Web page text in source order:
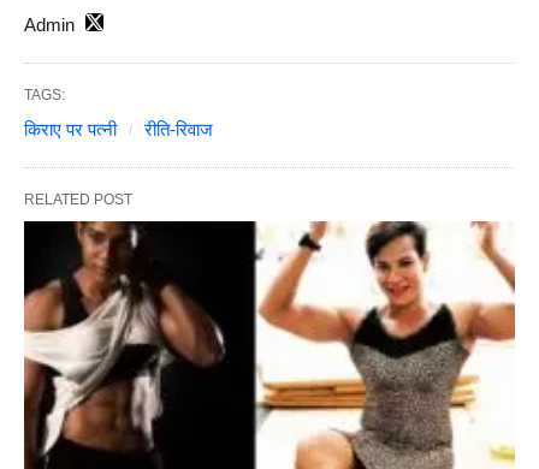
Admin
TAGS:
किराए पर पत्नी रीति-रिवाज
RELATED POST